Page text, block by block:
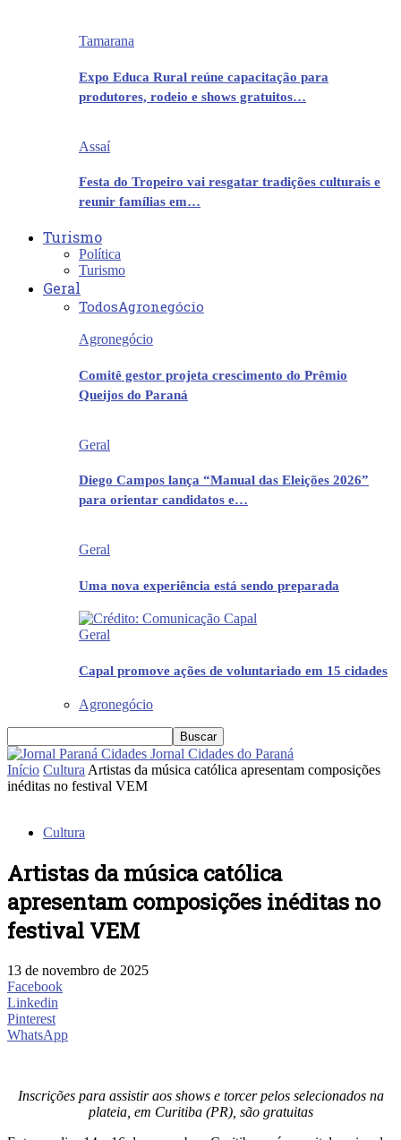
Tamarana
Expo Educa Rural reúne capacitação para
produtores, rodeio e shows gratuitos…
Assaí
Festa do Tropeiro vai resgatar tradições culturais e
reunir famílias em…
Turismo
Política
Turismo
Geral
TodosAgronegócio
Agronegócio
Comitê gestor projeta crescimento do Prêmio
Queijos do Paraná
Geral
Diego Campos lança “Manual das Eleições 2026”
para orientar candidatos e…
Geral
Uma nova experiência está sendo preparada
Geral
Capal promove ações de voluntariado em 15 cidades
Agronegócio
Jornal Cidades do Paraná
Início Cultura Artistas da música católica apresentam composições
inéditas no festival VEM
Cultura
Artistas da música católica
apresentam composições inéditas no
festival VEM
13 de novembro de 2025
Facebook
Linkedin
Pinterest
WhatsApp
Inscrições para assistir aos shows e torcer pelos selecionados na
plateia, em Curitiba (PR), são gratuitas